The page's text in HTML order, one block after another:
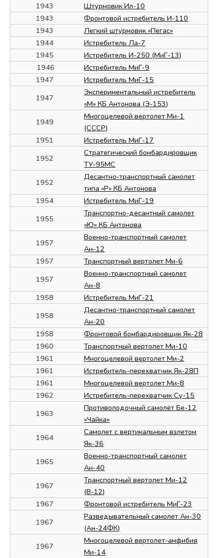
1943
Штурмовик Ил-10
1943
Фронтовой истребитель И-110
1943
Легкий штурмовик «Пегас»
1944
Истребитель Ла-7
1945
Истребитель И-250 (МиГ-13)
1946
Истребитель МиГ-9
1947
Истребитель МиГ-15
1947
Экспериментальный истребитель
«М» КБ Антонова (Э-153)
1949
Многоцелевой вертолет Ми-1
(СССР)
1951
Истребитель МиГ-17
1952
Стратегический бомбардировщик
ТУ-95МС
1952
Десантно-транспортный самолет
типа «Р» КБ Антонова
1954
Истребитель МиГ-19
1955
Транспортно-десантный самолет
«Ю» КБ Антонова
1957
Военно-транспортный самолет
Ан-12
1957
Транспортный вертолет Ми-6
1957
Военно-транспортный самолет
Ан-8
1958
Истребитель МиГ-21
1958
Десантно-транспортный самолет
Ан-20
1958
Фронтовой бомбардировщик Як-28
1960
Транспортный вертолет Ми-10
1961
Многоцелевой вертолет Ми-2
1961
Истребитель-перехватчик Як-28П
1961
Многоцелевой вертолет Ми-8
1962
Истребитель-перехватчик Су-15
1963
Противолодочный самолёт Бе-12
«Чайка»
1964
Самолет с вертикальным взлетом
Як-36
1965
Военно-транспортный самолет
Ан-40
1967
Транспортный вертолет Ми-12
(В-12)
1967
Фронтовой истребитель МиГ-23
1967
Разведывательный самолет Ан-30
(Ан-24ФК)
1967
Многоцелевой вертолет-амфибия
Ми-14